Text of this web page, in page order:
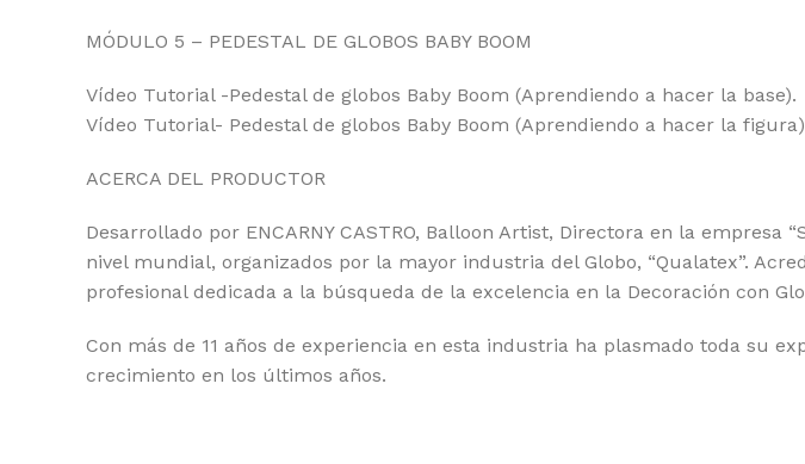
MÓDULO 5 – PEDESTAL DE GLOBOS BABY BOOM
Vídeo Tutorial -Pedestal de globos Baby Boom (Aprendiendo a hacer la base).
Vídeo Tutorial- Pedestal de globos Baby Boom (Aprendiendo a hacer la
ACERCA DEL PRODUCTOR
Desarrollado por ENCARNY CASTRO, Balloon Artist, Directora en la
nivel mundial, organizados por la mayor industria del Globo, “Qualatex”.
profesional dedicada a la búsqueda de la excelencia en la Decoración con
Con más de 11 años de experiencia en esta industria ha plasmado toda su
crecimiento en los últimos años.